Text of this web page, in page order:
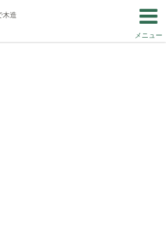
木造
メニュー